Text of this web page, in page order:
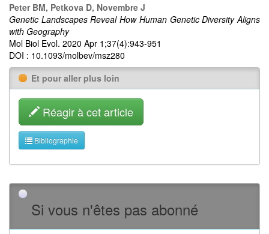
Peter BM, Petkova D, Novembre J
Genetic Landscapes Reveal How Human Genetic Diversity Aligns
with Geography
Mol Biol Evol. 2020 Apr 1;37(4):943-951
DOI : 10.1093/molbev/msz280
Et pour aller plus loin
Réagir à cet article
Bibliographie
Si vous n'êtes pas abonné